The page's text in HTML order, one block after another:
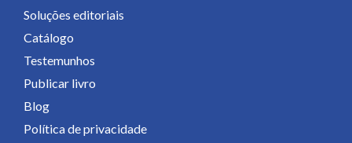
Soluções editoriais
Catálogo
Testemunhos
Publicar livro
Blog
Política de privacidade